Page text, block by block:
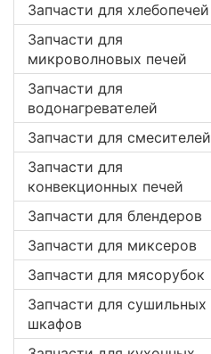
Запчасти для хлебопечей
Запчасти для
микроволновых печей
Запчасти для
водонагревателей
Запчасти для смесителей
Запчасти для
конвекционных печей
Запчасти для блендеров
Запчасти для миксеров
Запчасти для мясорубок
Запчасти для сушильных
шкафов